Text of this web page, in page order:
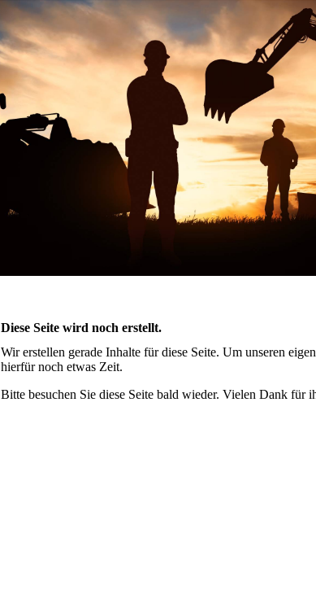
Diese Seite wird noch erstellt.
Wir erstellen gerade Inhalte für diese Seite. Um unseren
hierfür noch etwas Zeit.
Bitte besuchen Sie diese Seite bald wieder. Vielen Dank für